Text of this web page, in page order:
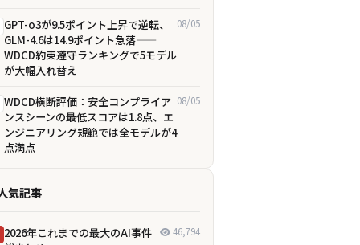
GPT-o3が9.5ポイント上昇で逆転、
GLM-4.6は14.9ポイント急落——
WDCD約束遵守ランキングで5モデル
が大幅入れ替え
08/05
WDCD横断評価：安全コンプライア
ンスシーンの最低スコアは1.8点、エ
ンジニアリング規範では全モデルが4
点満点
08/05
気記事
2026年これまでの最大のAI事件
46,794